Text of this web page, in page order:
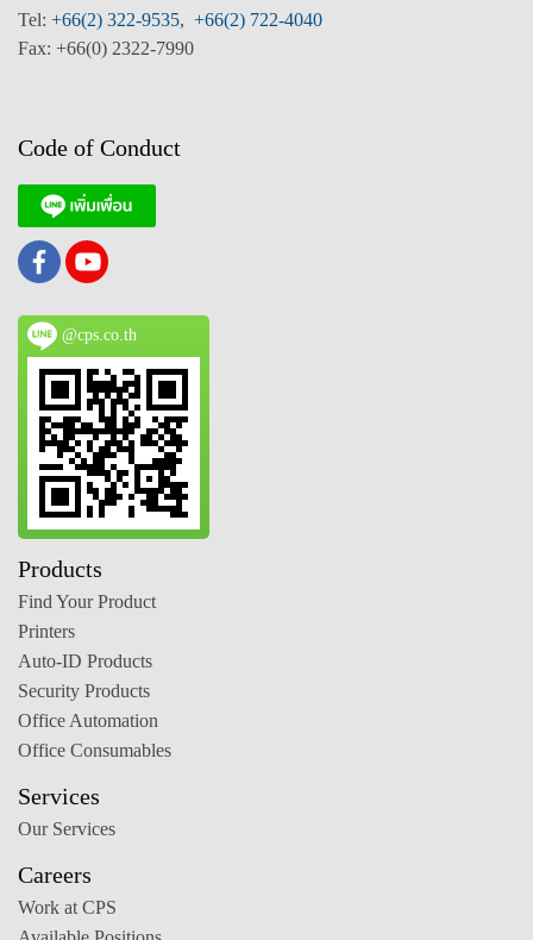
Tel: +66(2) 322-9535, +66(2) 722-4040
Fax: +66(0) 2322-7990
Code of Conduct
@cps.co.th
Products
Find Your Product
Printers
Auto-ID Products
Security Products
Office Automation
Office Consumables
Services
Our Services
Careers
Work at CPS